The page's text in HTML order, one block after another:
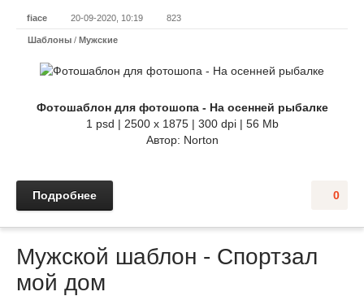
fiace 20-09-2020, 10:19 823
Шаблоны / Мужские
Фотошаблон для фотошопа - На осенней рыбалке
1 psd | 2500 x 1875 | 300 dpi | 56 Mb
Автор: Norton
0
Подробнее
Мужской шаблон - Спортзал
мой дом